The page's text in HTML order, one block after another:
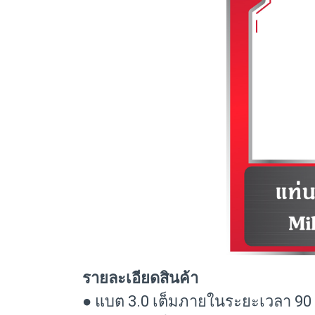
รายละเอียดสินค้า
● แบต 3.0 เต็มภายในระยะเวลา